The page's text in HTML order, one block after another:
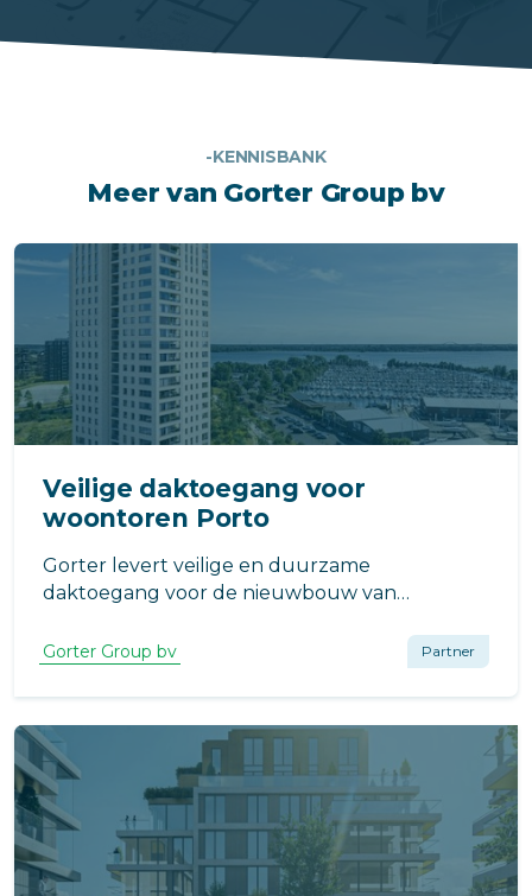
-KENNISBANK
Meer van Gorter Group bv
Veilige daktoegang voor
woontoren Porto
Gorter levert veilige en duurzame
daktoegang voor de nieuwbouw van
omvat 102 appartementen en maakt deel uit
van de grootschalige gebiedsontwikkeling in
Almere Poort.
Gorter Group bv Partner